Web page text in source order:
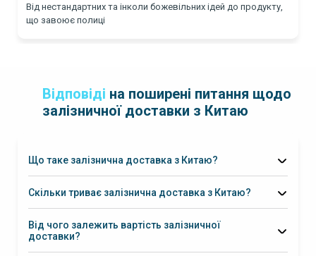
Від нестандартних та інколи божевільних ідей до продукту,
що завоює полиці
Відповіді на поширені питання щодо
залізничної доставки з Китаю
Що таке залізнична доставка з Китаю?
Скільки триває залізнична доставка з Китаю?
Від чого залежить вартість залізничної
доставки?